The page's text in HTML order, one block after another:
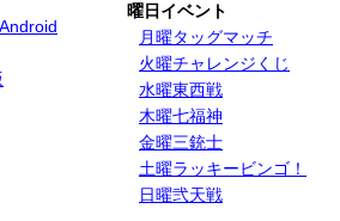
曜日イベント
月曜タッグマッチ
火曜チャレンジくじ
水曜東西戦
木曜七福神
金曜三銃士
土曜ラッキービンゴ！
日曜弐天戦